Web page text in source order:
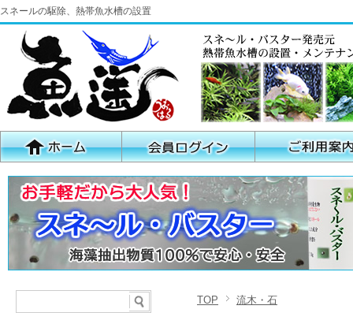
スネールの駆除、熱帯魚水槽の設置
TOP 流木・石